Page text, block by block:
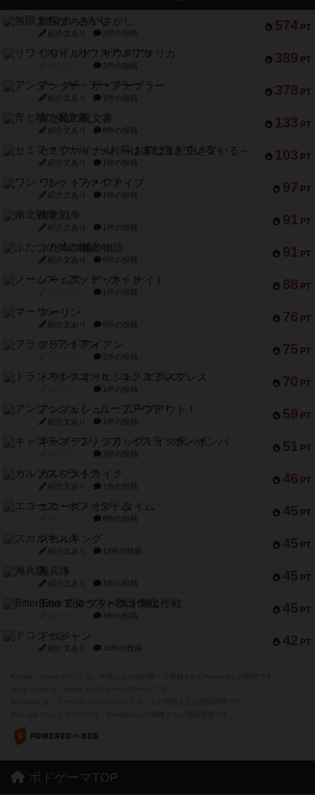
574 PT
無限まちがいさがし
紹介文あり 2件の投稿
389 PT
リワイルド：サウスアメリカ
2件の投稿
378 PT
アンダー・ザ・テーブラー
紹介文あり 1件の投稿
133 PT
宵と暁の呪文書
紹介文あり 8件の投稿
103 PT
セミファイナル ～お前はまだ生きている～
紹介文あり 1件の投稿
97 PT
ワン・トゥ・ファイブ
紹介文あり 1件の投稿
91 PT
南北戦争
紹介文あり 1件の投稿
91 PT
ふたつの城の物語
紹介文あり 6件の投稿
88 PT
ノームズ・アット・ナイト
1件の投稿
76 PT
マーリン
紹介文あり 6件の投稿
75 PT
フラットアイアン
2件の投稿
70 PT
トランスオリエント・エクスプレス
1件の投稿
59 PT
アンブッシュ！：ムーブアウト！
紹介文あり 1件の投稿
51 PT
キャプテン・フリップ：イスラ・ボンバ
2件の投稿
46 PT
ガルフストライク
紹介文あり 1件の投稿
45 PT
エコーズ・オブ・タイム
8件の投稿
45 PT
スカルキング
紹介文あり 12件の投稿
45 PT
海兵隊
紹介文あり 1件の投稿
45 PT
Bitter End ブタペスト救出作戦
1件の投稿
42 PT
ドコジャン
紹介文あり 10件の投稿
ボドゲーマTOP